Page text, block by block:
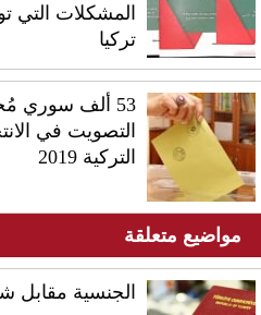
المشكلات التي
تركيا
53 ألف سوري
التصويت في
التركية 2019
مواضيع متعلقة
الجنسية مقابل